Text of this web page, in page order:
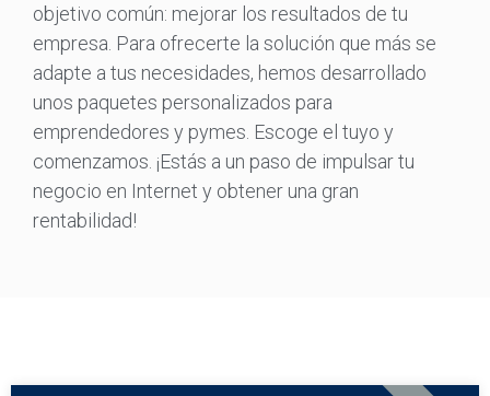
objetivo común: mejorar los resultados de tu
empresa. Para ofrecerte la solución que más se
adapte a tus necesidades, hemos desarrollado
unos paquetes personalizados para
emprendedores y pymes. Escoge el tuyo y
comenzamos. ¡Estás a un paso de impulsar tu
negocio en Internet y obtener una gran
rentabilidad!